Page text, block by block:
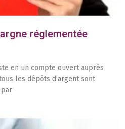
réglementée
en un compte ouvert auprès
les dépôts d’argent sont